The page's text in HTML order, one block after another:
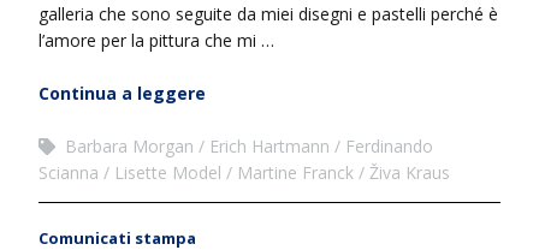
galleria che sono seguite da miei disegni e pastelli perché è
l’amore per la pittura che mi …
Continua a leggere
Barbara Morgan Erich Hartmann
Ferdinando
Scianna
Lisette Model Martine Franck Živa Kraus
Comunicati stampa